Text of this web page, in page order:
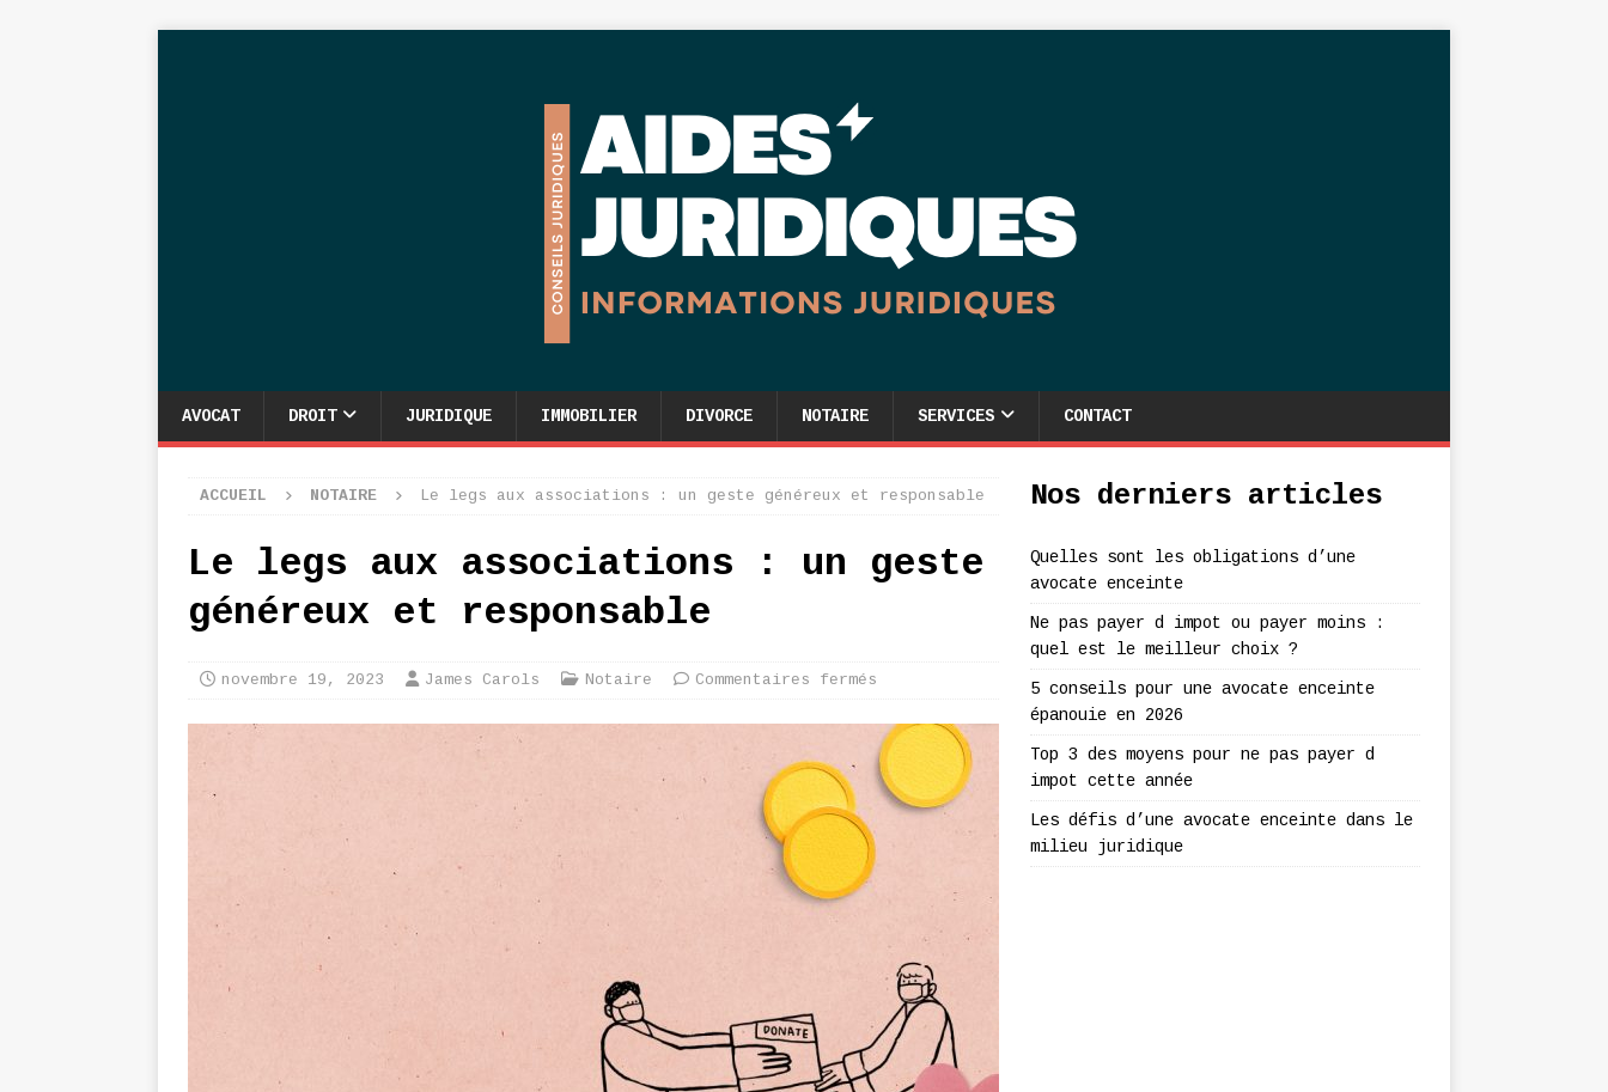
AVOCAT DROIT JURIDIQUE IMMOBILIER DIVORCE NOTAIRE SERVICES CONTACT
ACCUEIL NOTAIRE Le legs aux associations : un geste généreux et responsable
Le legs aux associations : un geste
généreux et responsable
novembre 19, 2023 James Carols Notaire Commentaires fermés
Nos derniers articles
Quelles sont les obligations d’une
avocate enceinte
Ne pas payer d impot ou payer moins :
quel est le meilleur choix ?
5 conseils pour une avocate enceinte
épanouie en 2026
Top 3 des moyens pour ne pas payer d
impot cette année
Les défis d’une avocate enceinte dans le
milieu juridique